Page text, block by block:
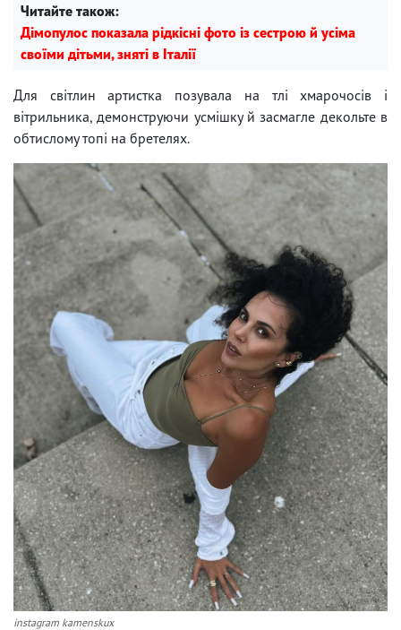
Читайте також:
Дімопулос показала рідкісні фото із сестрою й усіма
своїми дітьми, зняті в Італії
Для світлин артистка позувала на тлі хмарочосів і
вітрильника, демонструючи усмішку й засмагле декольте в
обтислому топі на бретелях.
instagram kamenskux